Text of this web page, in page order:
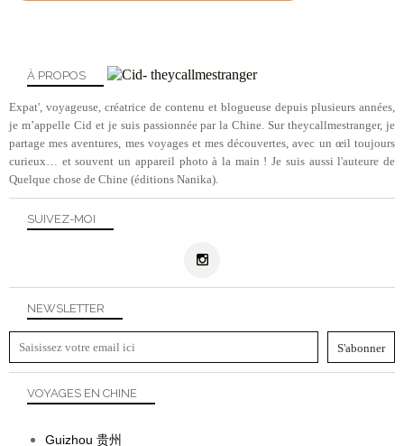
NEWSLETTER
SUIVEZ-MOI
À PROPOS
Expat', voyageuse, créatrice de contenu et blogueuse depuis plusieurs années,
je m’appelle Cid et je suis passionnée par la Chine. Sur theycallmestranger, je
partage mes aventures, mes voyages et mes découvertes, avec un œil toujours
curieux… et souvent un appareil photo à la main ! Je suis aussi l'auteure de
Quelque chose de Chine (éditions Nanika).
VOYAGES EN CHINE
Guizhou 贵州